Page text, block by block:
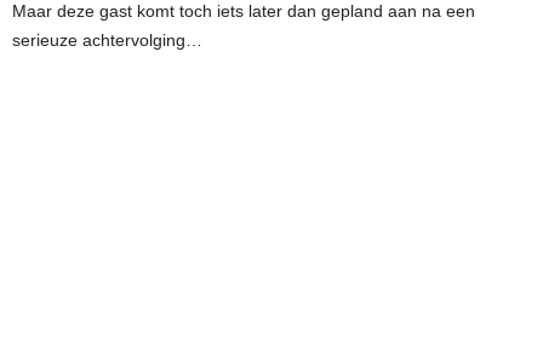
Maar deze gast komt toch iets later dan gepland aan na een
serieuze achtervolging…